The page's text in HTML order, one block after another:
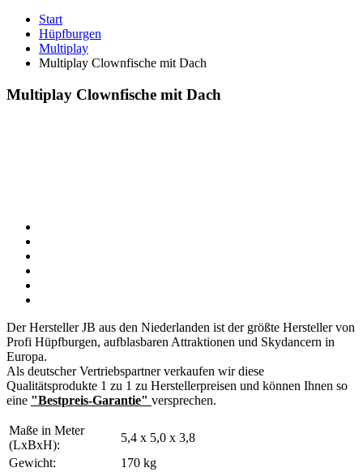
Start
Hüpfburgen
Multiplay
Multiplay Clownfische mit Dach
Multiplay Clownfische mit Dach
Der Hersteller JB aus den Niederlanden ist der größte Hersteller von
Profi Hüpfburgen, aufblasbaren Attraktionen und Skydancern in
Europa.
Als deutscher Vertriebspartner verkaufen wir diese
Qualitätsprodukte 1 zu 1 zu Herstellerpreisen und können Ihnen so
eine "Bestpreis-Garantie" versprechen.
Maße in Meter
(LxBxH):
5,4 x 5,0 x 3,8
Gewicht:
170 kg